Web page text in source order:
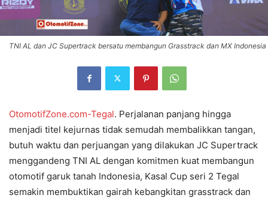
TNI AL dan JC Supertrack bersatu membangun Grasstrack dan MX Indonesia
OtomotifZone.com-Tegal. Perjalanan panjang hingga
menjadi titel kejurnas tidak semudah membalikkan tangan,
butuh waktu dan perjuangan yang dilakukan JC Supertrack
menggandeng TNI AL dengan komitmen kuat membangun
otomotif garuk tanah Indonesia, Kasal Cup seri 2 Tegal
semakin membuktikan gairah kebangkitan grasstrack dan